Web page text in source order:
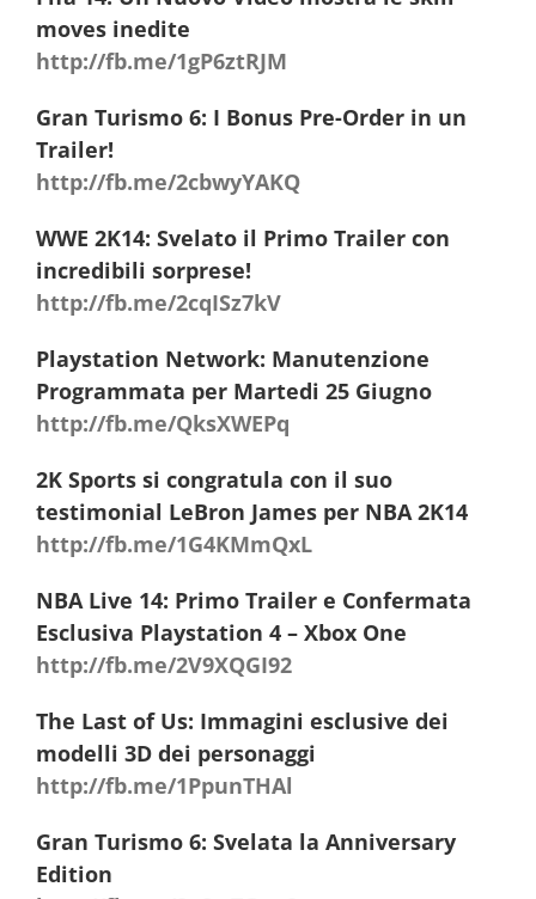
moves inedite
http://fb.me/1gP6ztRJM
Gran Turismo 6: I Bonus Pre-Order in un
Trailer!
http://fb.me/2cbwyYAKQ
WWE 2K14: Svelato il Primo Trailer con
incredibili sorprese!
http://fb.me/2cqISz7kV
Playstation Network: Manutenzione
Programmata per Martedi 25 Giugno
http://fb.me/QksXWEPq
2K Sports si congratula con il suo
testimonial LeBron James per NBA 2K14
http://fb.me/1G4KMmQxL
NBA Live 14: Primo Trailer e Confermata
Esclusiva Playstation 4 – Xbox One
http://fb.me/2V9XQGI92
The Last of Us: Immagini esclusive dei
modelli 3D dei personaggi
http://fb.me/1PpunTHAl
Gran Turismo 6: Svelata la Anniversary
Edition